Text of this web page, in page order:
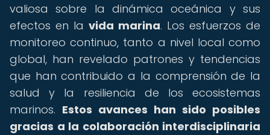
valiosa sobre la dinámica oceánica y sus
efectos en la vida marina. Los esfuerzos de
monitoreo continuo, tanto a nivel local como
global, han revelado patrones y tendencias
que han contribuido a la comprensión de la
salud y la resiliencia de los ecosistemas
marinos. Estos avances han sido posibles
gracias a la colaboración interdisciplinaria